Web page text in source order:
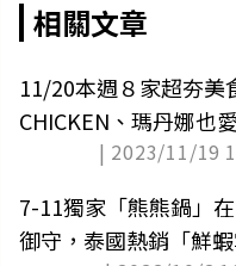
相關文章
11/20本週８家超夯美
CHICKEN、瑪丹娜也
| 2023/11/19
7-11獨家「熊熊鍋」
御守，泰國熱銷「鮮